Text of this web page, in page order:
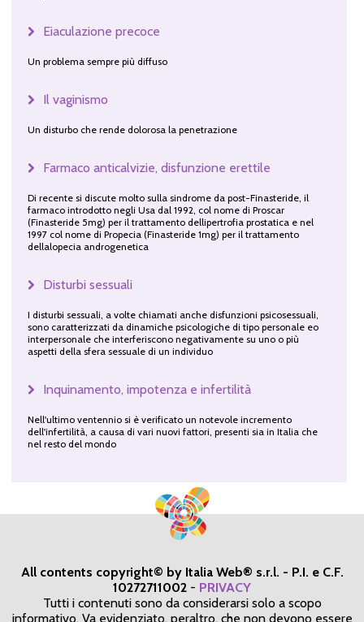
Eiaculazione precoce
Un problema sempre più diffuso
Il vaginismo
Un disturbo che rende dolorosa la penetrazione
Farmaco anticalvizie, disfunzione erettile
Di recente si discute molto sulla sindrome da post-Finasteride, il
farmaco introdotto negli Usa dal 1992, col nome di Proscar
(Finasteride 5mg) per il trattamento dellipertrofia prostatica e nel
1997 col nome di Propecia (Finasteride 1mg) per il trattamento
dellalopecia androgenetica
Disturbi sessuali
I disturbi sessuali, a volte chiamati anche disfunzioni psicosessuali,
sono caratterizzati da dinamiche psicologiche di tipo personale eo
interpersonale che interferiscono negativamente su uno o più
aspetti della sfera sessuale di un individuo
Inquinamento, impotenza e infertilità
Nell'ultimo ventennio si è verificato un notevole incremento
dell'infertilità, a causa di vari nuovi fattori, presenti sia in Italia che
nel resto del mondo
All contents copyright© by Italia Web® s.r.l. - P.I. e C.F.
10272711002 - PRIVACY
Tutti i contenuti sono da considerarsi solo a scopo
informativo. Va evidenziato, peraltro, che non devono essere